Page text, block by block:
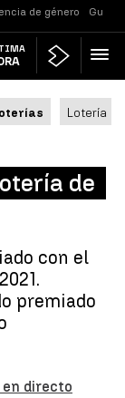
de género
Lotería
de
con el
premiado
en directo